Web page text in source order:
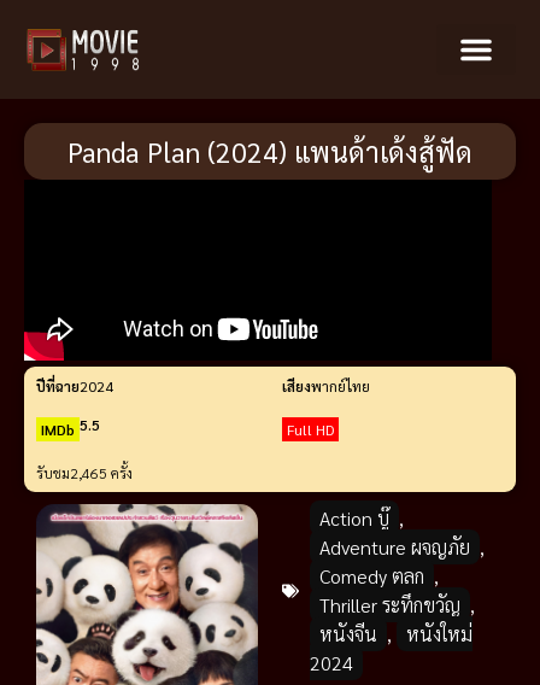
Panda Plan (2024) แพนด้าเด้งสู้ฟัด
ปีที่ฉาย2024 เสียงพากย์ไทย
IMDb 5.5 Full HD
รับชม2,465 ครั้ง
Action บู๊ ,
Adventure ผจญภัย ,
Comedy ตลก ,
Thriller ระทึกขวัญ ,
หนังจีน ,
หนังใหม่
2024